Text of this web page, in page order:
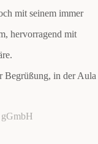
mit seinem immer
hervorragend mit
Begrüßung, in der Aula